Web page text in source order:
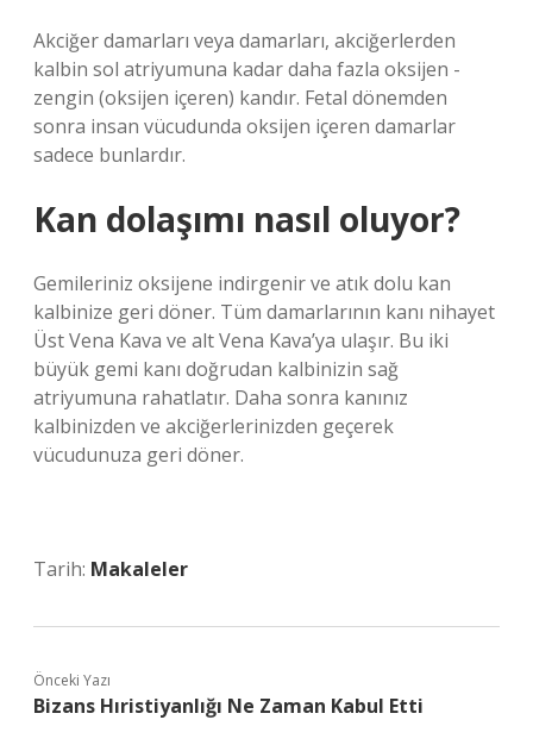
Akciğer damarları veya damarları, akciğerlerden
kalbin sol atriyumuna kadar daha fazla oksijen -
zengin (oksijen içeren) kandır. Fetal dönemden
sonra insan vücudunda oksijen içeren damarlar
sadece bunlardır.
Kan dolaşımı nasıl oluyor?
Gemileriniz oksijene indirgenir ve atık dolu kan
kalbinize geri döner. Tüm damarlarının kanı nihayet
Üst Vena Kava ve alt Vena Kava’ya ulaşır. Bu iki
büyük gemi kanı doğrudan kalbinizin sağ
atriyumuna rahatlatır. Daha sonra kanınız
kalbinizden ve akciğerlerinizden geçerek
vücudunuza geri döner.
Tarih: Makaleler
Önceki Yazı
Bizans Hıristiyanlığı Ne Zaman Kabul Etti